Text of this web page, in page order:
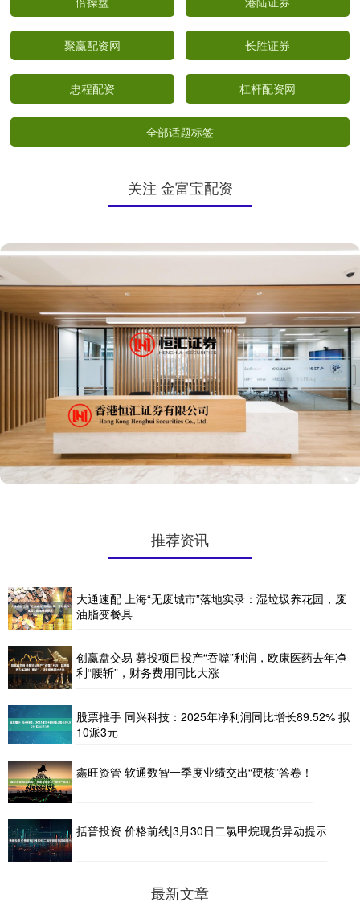
聚赢配资网 长胜证券
忠程配资 杠杆配资网
全部话题标签
关注 金富宝配资
推荐资讯
大通速配 上海“无废城市”落地实录：湿垃圾养花园，废
油脂变餐具
创赢盘交易 募投项目投产“吞噬”利润，欧康医药去年净
利“腰斩”，财务费用同比大涨
股票推手 同兴科技：2025年净利润同比增长89.52% 拟
10派3元
鑫旺资管 软通数智一季度业绩交出“硬核”答卷！
括普投资 价格前线|3月30日二氯甲烷现货异动提示
最新文章